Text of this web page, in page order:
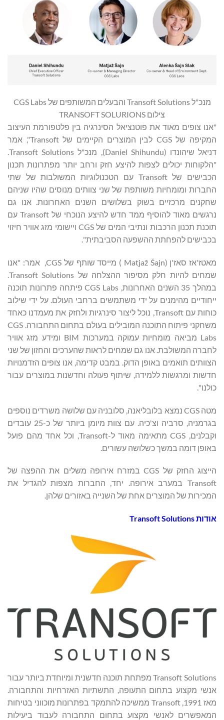
מנכ"ל Transoft Solutions והבעלים המשותפים של CGS Labs
צילום TRANSOFT SOLURIONS
"אנו צופים מאוד את פוטנציאל הסינרגיה בין פלטפורמת העיצוב
המקיפה של CGS לבין המוצרים הקיימים של Transoft", אמר
דניאל שיהונדו (Daniel Shihundu), מנכ"ל Transoft Solutions.
"הלקוחות יכולים לצפות להיצע חזק ורחב יותר מפתרונות תכנון
הכבישים של Transoft עם הטכנולוגיות המשולבות של שתי
החברות ומומחיות משותפת של שני צוותים מנוסים שהיו שניהם
שחקנים מרכזיים בשוק בשלושים השנים האחרונות. אנו גם
נרגשים מאוד להוסיף ממד חדש להיצע הנוכחי של Transoft עם
תוכנת תכנון הרכבות ונתיבי המים של CGS ויישומי מזג אוויר חיזוי
בכבישים להפחתת ההשפעה הסביבתית".
מאטז'אז סאז'ן (Matjaž Šajn ) מייסד שותף של CGS, אמר: "אנו
במהלך 35 השנים האחרונות, CGS Labs פיתחה פתרונות תוכנה
ייחודיים מהימנים על ידי משתמשים ברחבי העולם. על ידי שילוב
כוחות עם Transoft, נוכל ליצור סינרגיות ולחזק את מעמדנו כאחד
משחקני פיתוח התוכנה המובילים בעולם בתחום התחבורה. CGS
Labs מביאה מומחיות עמוקה במערכות BIM ומידע מזג אוויר
לחברה המשולבת. אנו גם שמחים לראות שהערכים והחזון של שני
הצוותים תואמים באופן הדוק. במבט קדימה, אנו צופים הזדמנויות
חדשות ומרגשות ללמידה, שיתוף פעולה וחדשנות במוצרים עבור
כולנו".
מטה CGS נמצא בלובליאנה, סלובניה עם שלושה משרדים נוספים
בגרמניה, סרביה וצ'כיה. עם צוות מיומן ביותר של כ-25 עובדים
וקבלנים, CGS מתאימה מאוד ל-Transoft, וכל אחד מהם פועל
באופן דומה במשך כשלושה עשורים.
הייצוג החזק של CGS במזרח אירופה משלים את ההפצה של
Transoft במערב אירופה. יחד, החברות מצפות להגדיל את
המכירות של המוצרים אחת של השנייה באזורים שלהן.
אודות Transoft Solutions
Transoft Solutions מפתחת תוכנה חדשנית ומיוחדת ביותר עבור
אנשי מקצוע בתחום התעופה, התשתיות האזרחיות והתחבורה.
מאז 1991, Transoft ממשיכה להתמקד בפתרונות מוכווני בטיחות
המאפשרים לאנשי מקצוע בתחום התחבורה לעבוד ביעילות